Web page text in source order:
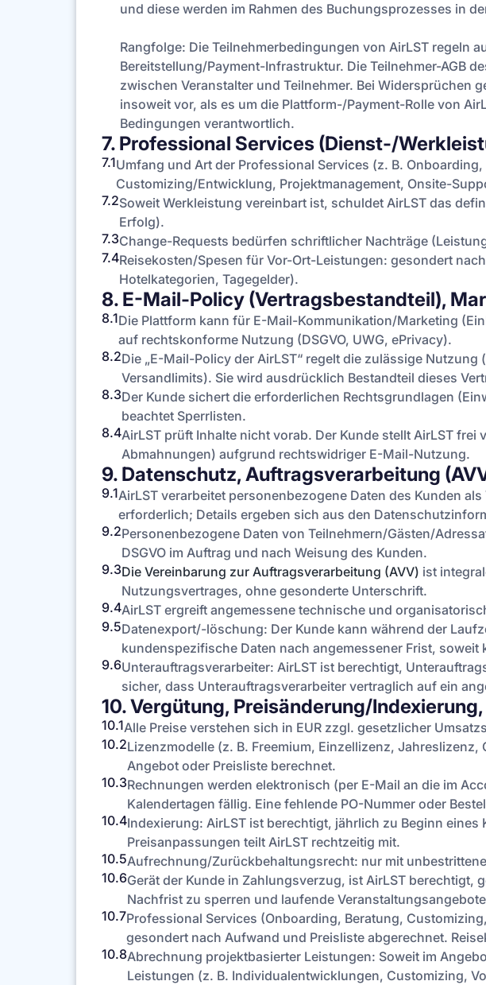
und diese werden im Rahmen des Buchungsprozesses in
Rangfolge: Die Teilnehmerbedingungen von AirLST regeln
Bereitstellung/Payment-Infrastruktur. Die Teilnehmer-AGB
zwischen Veranstalter und Teilnehmer. Bei Widersprüchen
insoweit vor, als es um die Plattform-/Payment-Rolle von
Bedingungen verantwortlich.
7. Professional Services (Dienst-/
7.1Umfang und Art der Professional Services (z. B.
Customizing/Entwicklung, Projektmanagement, Onsite-
7.2Soweit Werkleistung vereinbart ist, schuldet AirLST das
Erfolg).
7.3Change-Requests bedürfen schriftlicher Nachträge
7.4Reisekosten/Spesen für Vor-Ort-Leistungen: gesondert
Hotelkategorien, Tagegelder).
8. E-Mail-Policy (Vertragsbestandteil),
8.1Die Plattform kann für E-Mail-Kommunikation/Marketing
auf rechtskonforme Nutzung (DSGVO, UWG, ePrivacy).
8.2Die „E-Mail-Policy der AirLST“ regelt die zulässige
Versandlimits). Sie wird ausdrücklich Bestandteil dieses
8.3Der Kunde sichert die erforderlichen Rechtsgrundlagen
beachtet Sperrlisten.
8.4AirLST prüft Inhalte nicht vorab. Der Kunde stellt AirLST
Abmahnungen) aufgrund rechtswidriger E-Mail-Nutzung.
9. Datenschutz, Auftragsverarbeitung
9.1AirLST verarbeitet personenbezogene Daten des Kunden
erforderlich; Details ergeben sich aus den
9.2Personenbezogene Daten von Teilnehmern/Gästen/
DSGVO im Auftrag und nach Weisung des Kunden.
9.3Die Vereinbarung zur Auftragsverarbeitung (AVV) ist
Nutzungsvertrages, ohne gesonderte Unterschrift.
9.4AirLST ergreift angemessene technische und
9.5Datenexport/-löschung: Der Kunde kann während der
kundenspezifische Daten nach angemessener Frist,
9.6Unterauftragsverarbeiter: AirLST ist berechtigt,
sicher, dass Unterauftragsverarbeiter vertraglich auf ein
10. Vergütung, Preisänderung/
10.1Alle Preise verstehen sich in EUR zzgl. gesetzlicher
10.2Lizenzmodelle (z. B. Freemium, Einzellizenz,
Angebot oder Preisliste berechnet.
10.3Rechnungen werden elektronisch (per E-Mail an die im
Kalendertagen fällig. Eine fehlende PO-Nummer oder
10.4Indexierung: AirLST ist berechtigt, jährlich zu Beginn
Preisanpassungen teilt AirLST rechtzeitig mit.
10.5Aufrechnung/Zurückbehaltungsrecht: nur mit
10.6Gerät der Kunde in Zahlungsverzug, ist AirLST
Nachfrist zu sperren und laufende
10.7Professional Services (Onboarding, Beratung,
gesondert nach Aufwand und Preisliste abgerechnet.
10.8Abrechnung projektbasierter Leistungen: Soweit im
Leistungen (z. B. Individualentwicklungen, Customizing,